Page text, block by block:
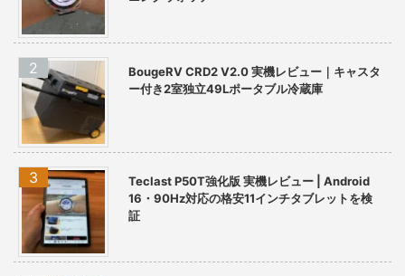
BougeRV CRD2 V2.0 実機レビュー｜キャスタ
ー付き2室独立49Lポータブル冷蔵庫
Teclast P50T強化版 実機レビュー | Android
16・90Hz対応の格安11インチタブレットを検
証